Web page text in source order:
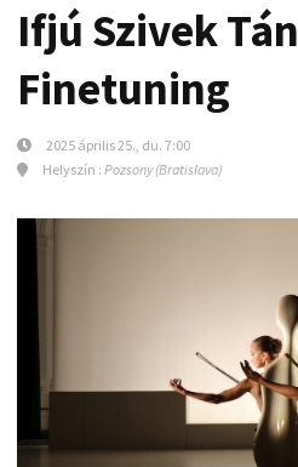
Ifjú Szivek
Finetuning
2025 április 25., du. 7:00
Helyszín : Pozsony (Bratislava)